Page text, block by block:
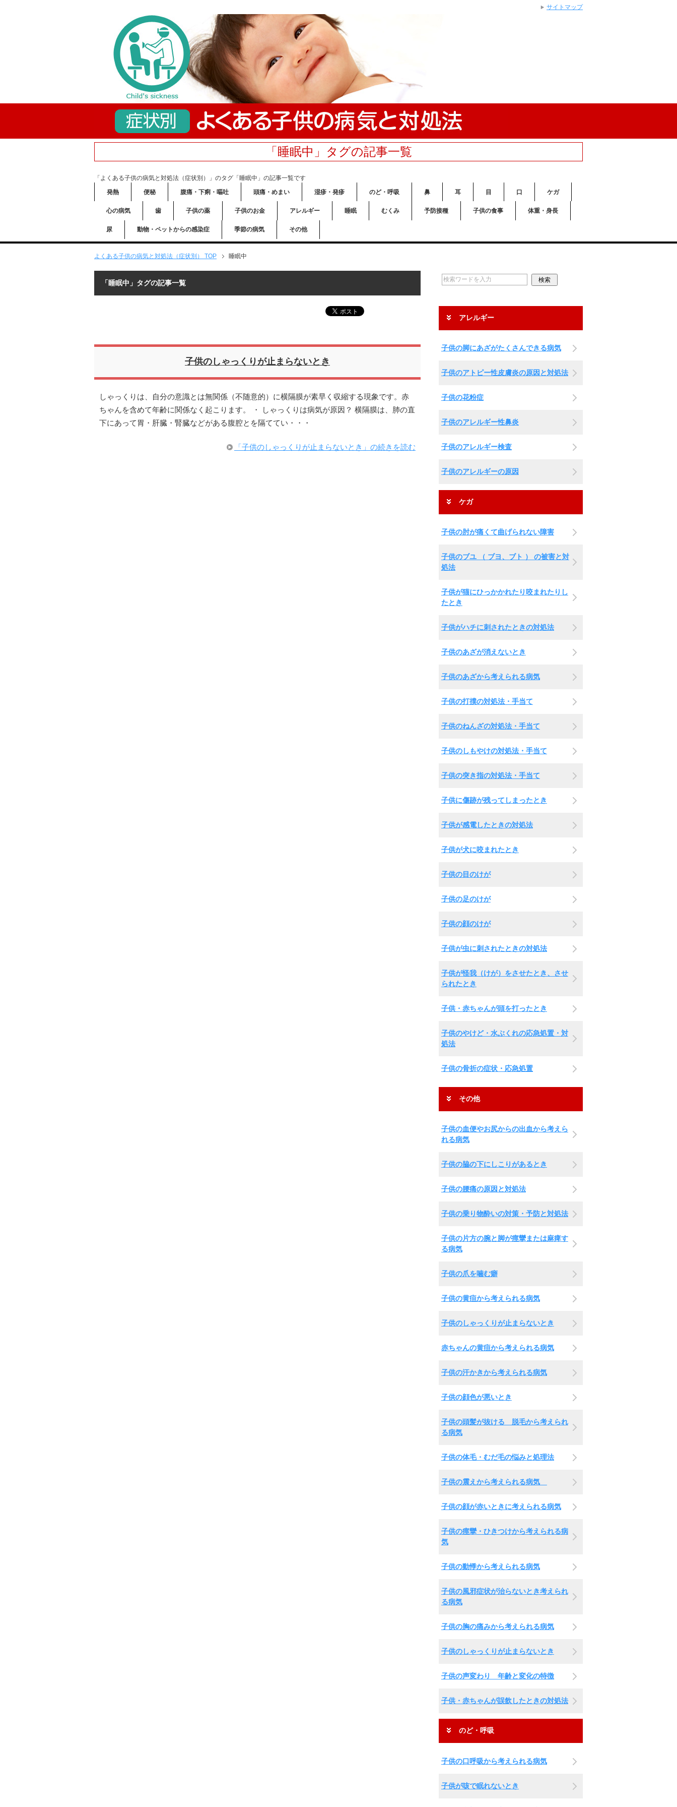
「睡眠中」タグの記事一覧
「よくある子供の病気と対処法（症状別）」のタグ「睡眠中」の記事一覧です
発熱
便秘 腹痛・下痢・嘔吐 頭痛・めまい 湿疹・発疹 のど・呼吸 鼻 耳 目 口 ケガ
心の病気 歯 子供の薬 子供のお金 アレルギー 睡眠 むくみ 予防接種 子供の食事 体重・身長
尿 動物・ペットからの感染症 季節の病気 その他
よくある子供の病気と対処法（症状別） TOP 睡眠中
「睡眠中」タグの記事一覧
子供のしゃっくりが止まらないとき
しゃっくりは、自分の意識とは無関係（不随意的）に横隔膜が素早く収縮する現象です。赤
ちゃんを含めて年齢に関係なく起こります。 ・ しゃっくりは病気が原因？ 横隔膜は、肺の直
下にあって胃・肝臓・腎臓などがある腹腔とを隔ててい・・・
「子供のしゃっくりが止まらないとき」の続きを読む
アレルギー
子供の脚にあざがたくさんできる病気
子供のアトピー性皮膚炎の原因と対処法
子供の花粉症
子供のアレルギー性鼻炎
子供のアレルギー検査
子供のアレルギーの原因
ケガ
子供の肘が痛くて曲げられない障害
子供のブユ （ ブヨ、ブト ） の被害と対
処法
子供が猫にひっかかれたり咬まれたりし
たとき
子供がハチに刺されたときの対処法
子供のあざが消えないとき
子供のあざから考えられる病気
子供の打撲の対処法・手当て
子供のねんざの対処法・手当て
子供のしもやけの対処法・手当て
子供の突き指の対処法・手当て
子供に傷跡が残ってしまったとき
子供が感電したときの対処法
子供が犬に咬まれたとき
子供の目のけが
子供の足のけが
子供の顔のけが
子供が虫に刺されたときの対処法
子供が怪我（けが）をさせたとき、させ
られたとき
子供・赤ちゃんが頭を打ったとき
子供のやけど・水ぶくれの応急処置・対
処法
子供の骨折の症状・応急処置
その他
子供の血便やお尻からの出血から考えら
れる病気
子供の脇の下にしこりがあるとき
子供の腰痛の原因と対処法
子供の乗り物酔いの対策・予防と対処法
子供の片方の腕と脚が痙攣または麻痺す
る病気
子供の爪を噛む癖
子供の黄疸から考えられる病気
子供のしゃっくりが止まらないとき
赤ちゃんの黄疸から考えられる病気
子供の汗かきから考えられる病気
子供の顔色が悪いとき
子供の頭髪が抜ける 脱毛から考えられ
る病気
子供の体毛・むだ毛の悩みと処理法
子供の震えから考えられる病気
子供の顔が赤いときに考えられる病気
子供の痙攣・ひきつけから考えられる病
気
子供の動悸から考えられる病気
子供の風邪症状が治らないとき考えられ
る病気
子供の胸の痛みから考えられる病気
子供のしゃっくりが止まらないとき
子供の声変わり 年齢と変化の特徴
子供・赤ちゃんが誤飲したときの対処法
のど・呼吸
子供の口呼吸から考えられる病気
子供が咳で眠れないとき
サイトマップ